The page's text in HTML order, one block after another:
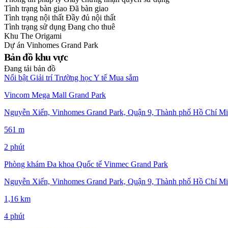
Tình trạng bàn giao Đã bàn giao
Tình trạng nội thất Đầy đủ nội thất
Tình trạng sử dụng Đang cho thuê
Khu The Origami
Dự án Vinhomes Grand Park
Bản đồ khu vực
Đang tải bản đồ
Nổi bật Giải trí Trường họcY tế Mua sắm
Vincom Mega Mall Grand Park
Nguyễn Xiển, Vinhomes Grand Park, Quận 9, Thành phố Hồ Chí
561 m
2 phút
Phòng khám Đa khoa Quốc tế Vinmec Grand Park
Nguyễn Xiển, Vinhomes Grand Park, Quận 9, Thành phố Hồ Chí
1,16 km
4 phút